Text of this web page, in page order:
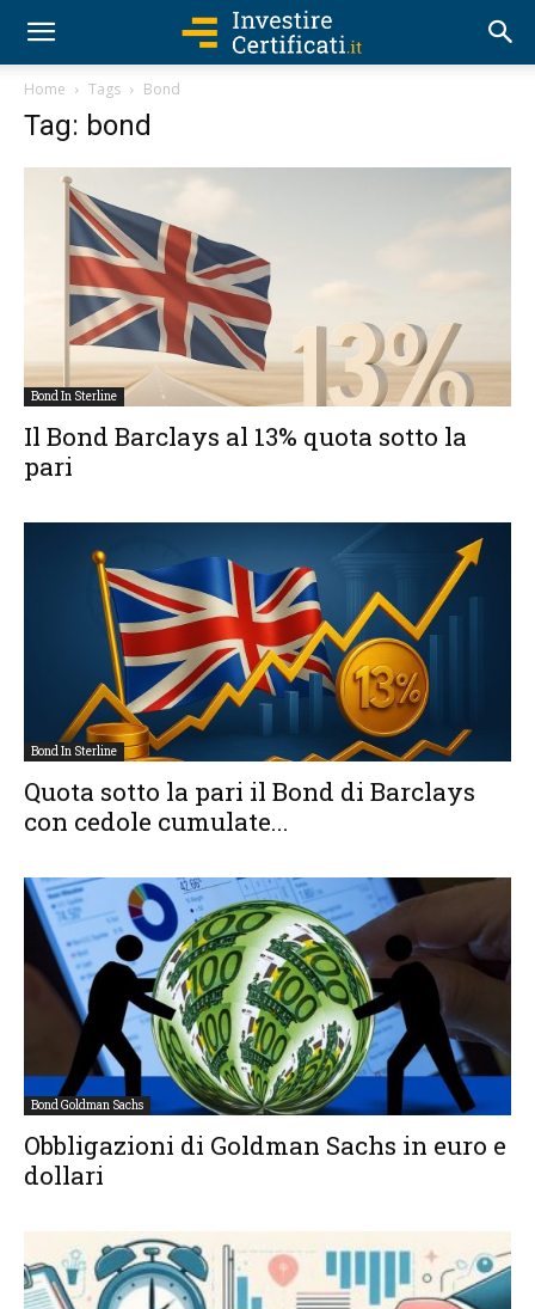
Home Tags Bond
Tag: bond
Bond In Sterline
Il Bond Barclays al 13% quota sotto la
pari
Bond In Sterline
Quota sotto la pari il Bond di Barclays
con cedole cumulate...
Bond Goldman Sachs
Obbligazioni di Goldman Sachs in euro e
dollari